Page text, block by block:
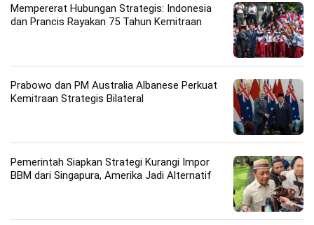
Mempererat Hubungan Strategis: Indonesia
dan Prancis Rayakan 75 Tahun Kemitraan
Prabowo dan PM Australia Albanese Perkuat
Kemitraan Strategis Bilateral
Pemerintah Siapkan Strategi Kurangi Impor
BBM dari Singapura, Amerika Jadi Alternatif